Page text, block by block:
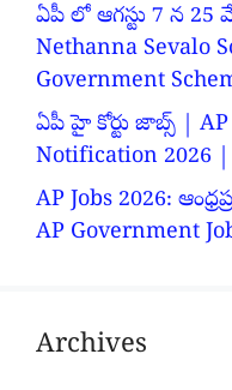
ఏపీ లో ఆగస్టు 7 న 25
Nethanna Sevalo
Government
ఏపీ హై కోర్టు జాబ్స్ |
Notification 2026 |
AP Jobs 2026:
AP Government
Archives